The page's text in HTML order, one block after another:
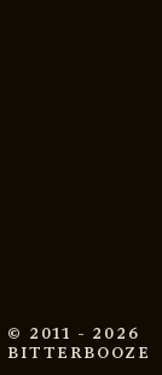
© 2011 - 2026
BITTERBOOZE